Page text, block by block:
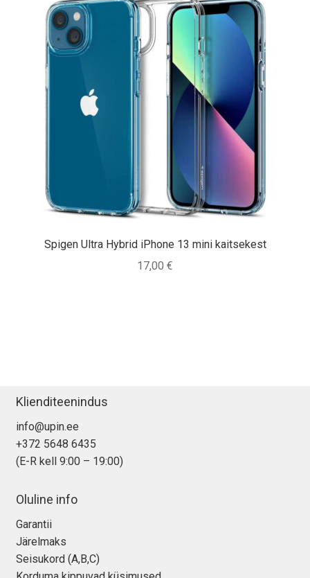
Spigen Ultra Hybrid iPhone 13 mini kaitsekest
17,00 €
Klienditeenindus
info@upin.ee
+372 5648 6435
(E-R kell 9:00 – 19:00)
Oluline info
Garantii
Järelmaks
Seisukord (A,B,C)